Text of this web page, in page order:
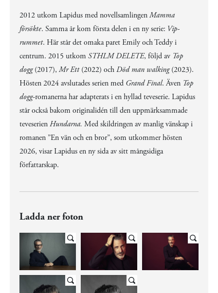
2012 utkom Lapidus med novellsamlingenMamma
försökte. Samma år kom första delen i en ny serie: Vip-
rummet. Här står det omaka paret Emily och Teddy i
centrum. 2015 utkom STHLM DELETE, följd av Top
dogg(2017), Mr Ett(2022) ochDöd man walking(2023).
Hösten 2024 avslutades serien med Grand Final. Även Top
dogg-romanerna har adapterats i en hyllad teveserie. Lapidus
står också bakom originalidén till den uppmärksammade
teveserienHundarna. Med skildringen av manlig vänskap i
romanen ”En vän och en bror”, som utkommer hösten
2026, visar Lapidus en ny sida av sitt mångsidiga
författarskap.
Ladda ner foton